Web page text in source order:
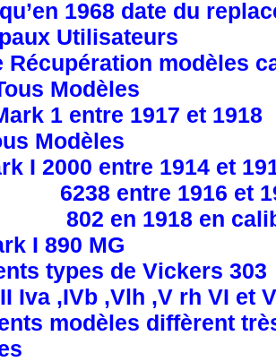
1968 date du
Utilisateurs
Récupération modèles
Modèles
1 entre 1917 et 1918
Modèles
I 2000 entre 1914 et
1916 et
1918 en calibre
I 890 MG
types de Vickers 303
Iva ,IVb ,Vlh ,V rh VI et
modèles diffèrent